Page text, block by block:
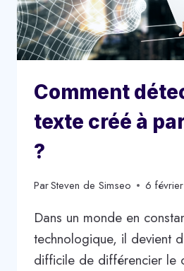
Comment
texte créé à
?
ParSteven de Simseo 6
Dans un monde en
technologique, il devient
difficile de différencier le